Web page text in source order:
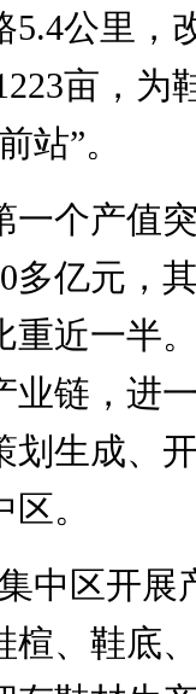
5.4公里，
亩，为
站”。
个产值突
多亿元，
重近一半
业链，进
划生成、
。
区开展
楦、鞋底